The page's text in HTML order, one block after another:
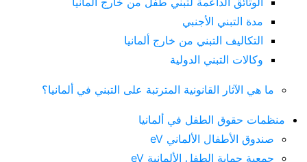
مدة التبني الأجنبي
التكاليف التبني من خارج ألمانيا
وكالات التبني الدولية
ما هي الآثار القانونية المترتبة على التبني في ألمانيا؟
منظمات حقوق الطفل في ألمانيا
صندوق الأطفال الألماني eV
جمعية حماية الطفل الألمانية eV